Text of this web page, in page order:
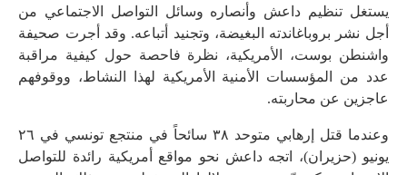
يستغل تنظيم داعش وأنصاره وسائل التواصل الاجتماعي من
أجل نشر بروباغاندته البغيضة، وتجنيد أتباعه. وقد أجرت صحيفة
واشنطن بوست، الأمريكية، نظرة فاحصة حول كيفية مراقبة
عدد من المؤسسات الأمنية الأمريكية لهذا النشاط، ووقوفهم
عاجزين عن محاربته.
وعندما قتل إرهابي متوحد ٣٨ سائحاً في منتجع تونسي في ٢٦
يونيو (حزيران)، اتجه داعش نحو مواقع أمريكية رائدة للتواصل